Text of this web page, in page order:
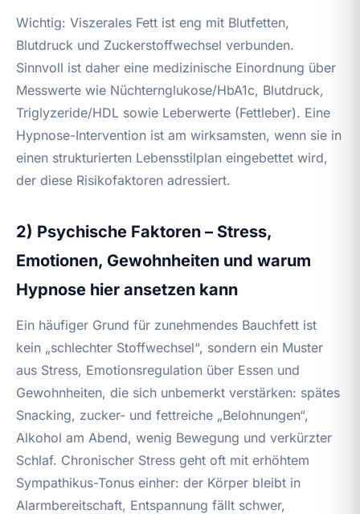
Wichtig: Viszerales Fett ist eng mit Blutfetten,
Blutdruck und Zuckerstoffwechsel verbunden.
Sinnvoll ist daher eine medizinische Einordnung über
Messwerte wie Nüchternglukose/HbA1c, Blutdruck,
Triglyzeride/HDL sowie Leberwerte (Fettleber). Eine
Hypnose-Intervention ist am wirksamsten, wenn sie in
einen strukturierten Lebensstilplan eingebettet wird,
der diese Risikofaktoren adressiert.
2) Psychische Faktoren – Stress,
Emotionen, Gewohnheiten und warum
Hypnose hier ansetzen kann
Ein häufiger Grund für zunehmendes Bauchfett ist
kein „schlechter Stoffwechsel“, sondern ein Muster
aus Stress, Emotionsregulation über Essen und
Gewohnheiten, die sich unbemerkt verstärken: spätes
Snacking, zucker- und fettreiche „Belohnungen“,
Alkohol am Abend, wenig Bewegung und verkürzter
Schlaf. Chronischer Stress geht oft mit erhöhtem
Sympathikus-Tonus einher: der Körper bleibt in
Alarmbereitschaft, Entspannung fällt schwer,